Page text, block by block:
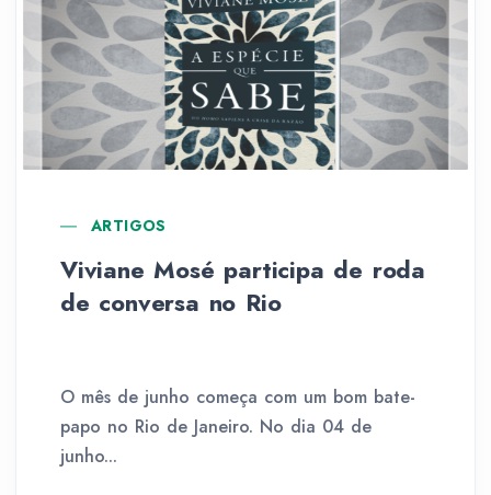
ARTIGOS
Viviane Mosé participa de roda
de conversa no Rio
O mês de junho começa com um bom bate-
papo no Rio de Janeiro. No dia 04 de
junho...